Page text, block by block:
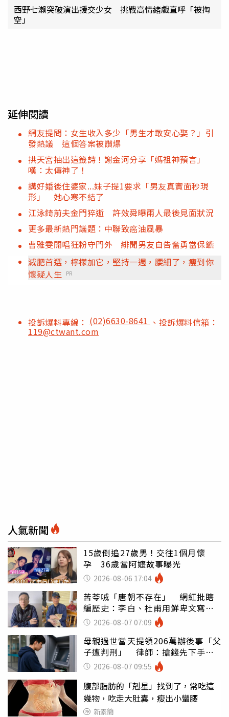
西野七瀨突破演出援交少女 挑戰高情緒戲直呼「被掏
空」
延伸閱讀
網友提問：女生收入多少「男生才敢安心娶？」引
發熱議 這個答案被讚爆
拱天宮抽出這籖詩！謝金河分享「媽祖神預言」
嘆：太傳神了！
講好婚後住婆家...妹子提1要求「男友真實面秒現
形」 她心寒不結了
江泳錡前夫金門猝逝 許效舜曝兩人最後見面狀況
更多最新熱門議題：中聯致癌油風暴
曹雅雯開唱狂粉守門外 緋聞男友自告奮勇當保鑣
減肥首選，檸檬加它，堅持一週，腰細了，瘦到你
懷疑人生
PR
投訴爆料專線： (02)6630-8641 、投訴爆料信箱：
119@ctwant.com
人氣新聞
15歲倒追27歲男！交往1個月懷
孕 36歲當阿嬤故事曝光
2026-08-06 17:04
苦苓喊「唐朝不存在」 網紅批瞎
編歷史：李白、杜甫用鮮卑文寫
詩？2026-08-07 07:09
母親過世當天提領206萬辦後事「父
子遭判刑」 律師：搶錢先下手是
罪 2026-08-07 09:55
腹部脂肪的「剋星」找到了，常吃這
幾物，吃走大肚囊，瘦出小蠻腰
新素簡